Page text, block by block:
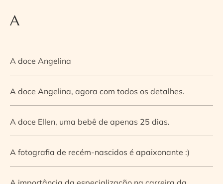
A
A doce Angelina
A doce Angelina, agora com todos os detalhes.
A doce Ellen, uma bebê de apenas 25 dias.
A fotografia de recém-nascidos é apaixonante :)